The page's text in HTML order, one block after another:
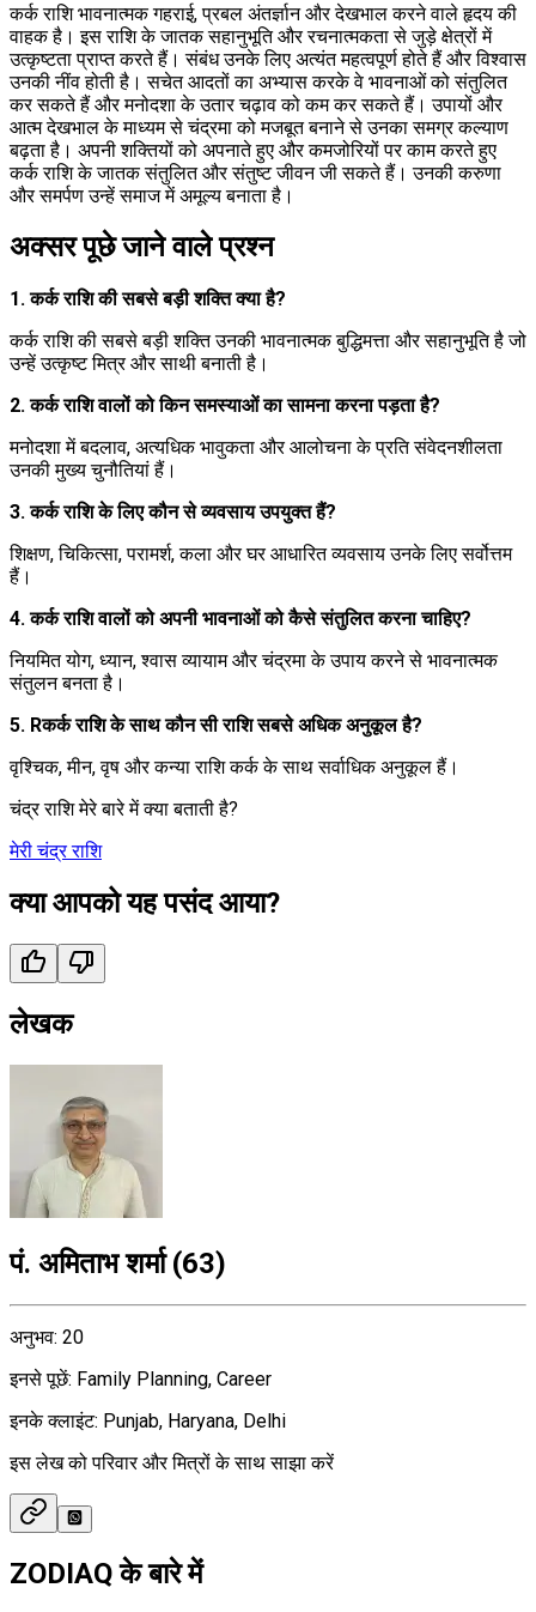
कर्क राशि भावनात्मक गहराई, प्रबल अंतर्ज्ञान और देखभाल करने वाले हृदय की
वाहक है। इस राशि के जातक सहानुभूति और रचनात्मकता से जुड़े क्षेत्रों में
उत्कृष्टता प्राप्त करते हैं। संबंध उनके लिए अत्यंत महत्वपूर्ण होते हैं और विश्वास
उनकी नींव होती है। सचेत आदतों का अभ्यास करके वे भावनाओं को संतुलित
कर सकते हैं और मनोदशा के उतार चढ़ाव को कम कर सकते हैं। उपायों और
आत्म देखभाल के माध्यम से चंद्रमा को मजबूत बनाने से उनका समग्र कल्याण
बढ़ता है। अपनी शक्तियों को अपनाते हुए और कमजोरियों पर काम करते हुए
कर्क राशि के जातक संतुलित और संतुष्ट जीवन जी सकते हैं। उनकी करुणा
और समर्पण उन्हें समाज में अमूल्य बनाता है।
अक्सर पूछे जाने वाले प्रश्न
1. कर्क राशि की सबसे बड़ी शक्ति क्या है?
कर्क राशि की सबसे बड़ी शक्ति उनकी भावनात्मक बुद्धिमत्ता और सहानुभूति है जो
उन्हें उत्कृष्ट मित्र और साथी बनाती है।
2. कर्क राशि वालों को किन समस्याओं का सामना करना पड़ता है?
मनोदशा में बदलाव, अत्यधिक भावुकता और आलोचना के प्रति संवेदनशीलता
उनकी मुख्य चुनौतियां हैं।
3. कर्क राशि के लिए कौन से व्यवसाय उपयुक्त हैं?
शिक्षण, चिकित्सा, परामर्श, कला और घर आधारित व्यवसाय उनके लिए सर्वोत्तम
हैं।
4. कर्क राशि वालों को अपनी भावनाओं को कैसे संतुलित करना चाहिए?
नियमित योग, ध्यान, श्वास व्यायाम और चंद्रमा के उपाय करने से भावनात्मक
संतुलन बनता है।
5. Rकर्क राशि के साथ कौन सी राशि सबसे अधिक अनुकूल है?
वृश्चिक, मीन, वृष और कन्या राशि कर्क के साथ सर्वाधिक अनुकूल हैं।
चंद्र राशि मेरे बारे में क्या बताती है?
मेरी चंद्र राशि
क्या आपको यह पसंद आया?
लेखक
पं. अमिताभ शर्मा(63)
अनुभव: 20
इनसे पूछें: Family Planning, Career
इनके क्लाइंट: Punjab, Haryana, Delhi
इस लेख को परिवार और मित्रों के साथ साझा करें
ZODIAQ के बारे में